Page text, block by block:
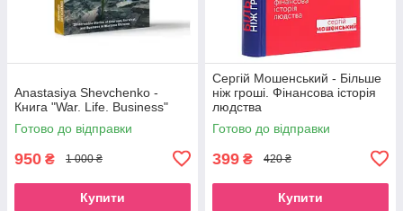
Anastasiya Shevchenko -
Книга "War. Life. Business"
Готово до відправки
950 ₴ 1 000 ₴
Купити
Сергій Мошенський - Більше
ніж гроші. Фінансова історія
людства
Готово до відправки
399 ₴ 420 ₴
Купити